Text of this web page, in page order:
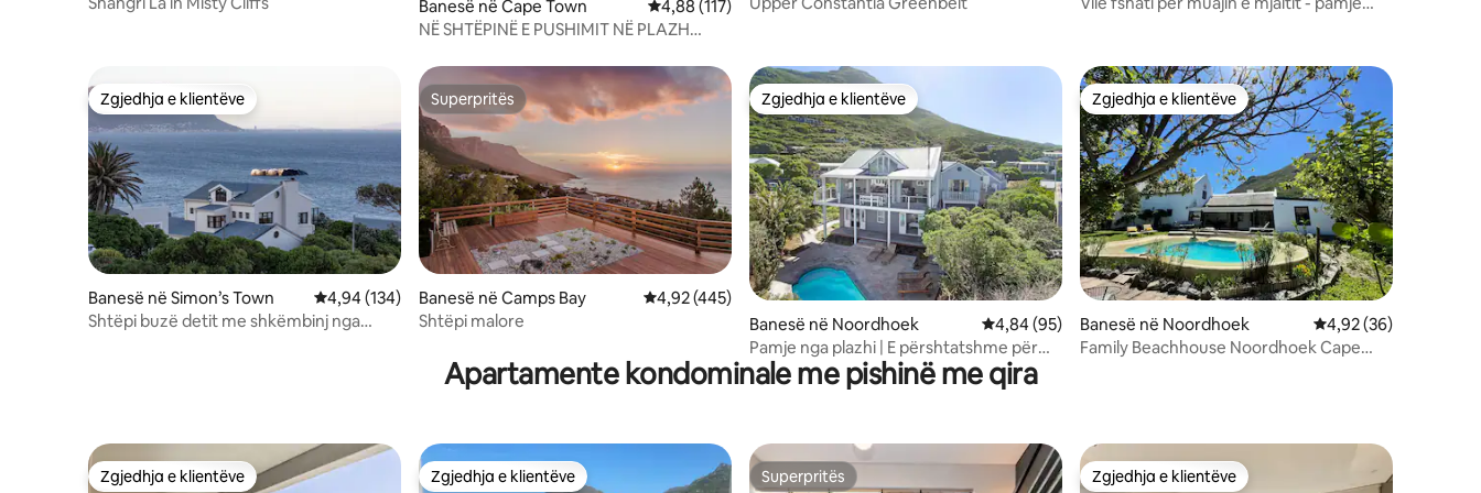
Banesë në Cape Town Vlerësimi mesatar 4,88 nga 5, 117 vlerësime
4,88 (117)
NË SHTËPINË E PUSHIMIT NË PLAZH
Zgjedhja e klientëve
Zgjedhja e klientëve
Banesë në Simon’s Town Vlerësimi mesatar 4,94 nga 5, 134 vlerësime
4,94 (134)
Shtëpi buzë detit me shkëmbinj nga
Superpritës
Superpritës
Banesë në Camps Bay Vlerësimi mesatar 4,92 nga 5, 445 vlerësime
4,92 (445)
Shtëpi malore
Zgjedhja e klientëve
Zgjedhja e klientëve
Banesë në Noordhoek Vlerësimi mesatar 4,84 nga 5, 95 vlerësime
4,84 (95)
Pamje nga plazhi | E përshtatshme për
karrige me rrota | Pishinë | diellore
Zgjedhja e klientëve
Zgjedhja e klientëve
Banesë në Noordhoek Vlerësimi mesatar
4,92 (36)
Family Beachhouse Noordhoek Cape
Apartamente kondominale me pishinë me qira
Zgjedhja e klientëve
Zgjedhja e klientëve Zgjedhja e klientëve
Zgjedhja e klientëve Superpritës
Superpritës Zgjedhja e klientëve
Zgjedhja e klientëve